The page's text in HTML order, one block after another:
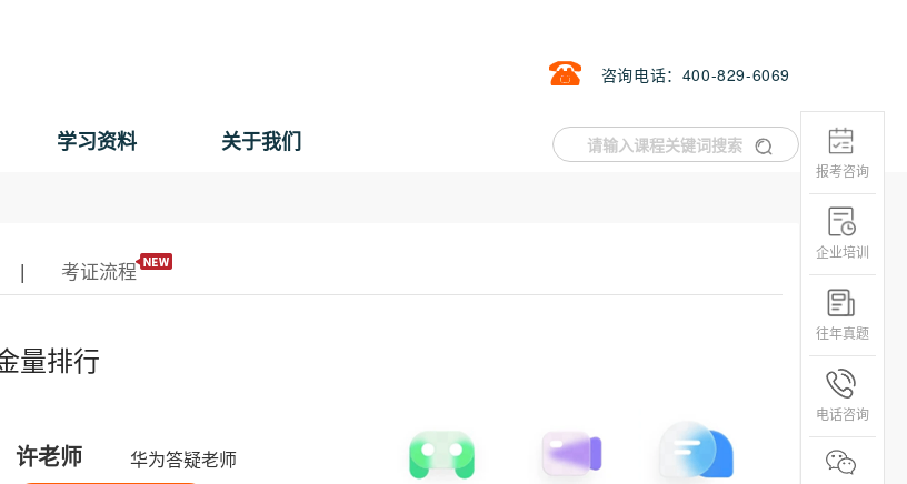
咨询电话：400-829-6069
学习资料 关于我们
| 考证流程
量排行
许老师 华为答疑老师
报考咨询
企业培训
往年真题
电话咨询